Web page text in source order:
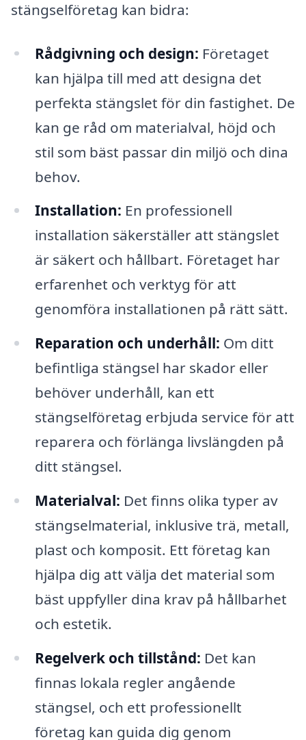
stängselföretag kan bidra:
Rådgivning och design: Företaget
kan hjälpa till med att designa det
perfekta stängslet för din fastighet. De
kan ge råd om materialval, höjd och
stil som bäst passar din miljö och dina
behov.
Installation: En professionell
installation säkerställer att stängslet
är säkert och hållbart. Företaget har
erfarenhet och verktyg för att
genomföra installationen på rätt sätt.
Reparation och underhåll: Om ditt
befintliga stängsel har skador eller
behöver underhåll, kan ett
stängselföretag erbjuda service för att
reparera och förlänga livslängden på
ditt stängsel.
Materialval: Det finns olika typer av
stängselmaterial, inklusive trä, metall,
plast och komposit. Ett företag kan
hjälpa dig att välja det material som
bäst uppfyller dina krav på hållbarhet
och estetik.
Regelverk och tillstånd: Det kan
finnas lokala regler angående
stängsel, och ett professionellt
företag kan guida dig genom